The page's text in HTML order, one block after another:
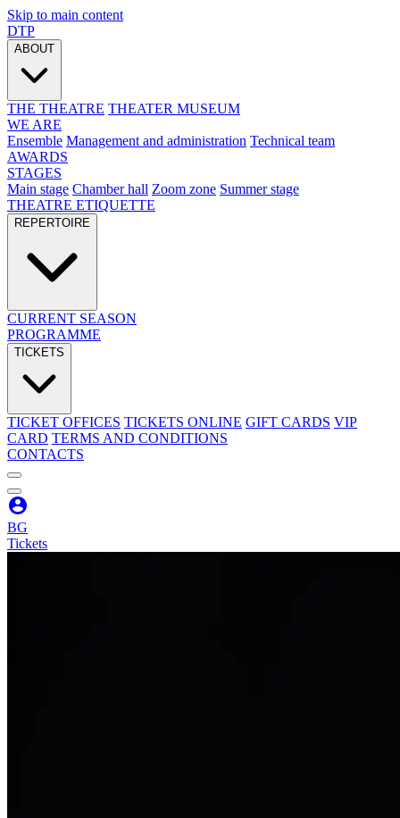
Skip to main content
DTP
ABOUT
THE THEATRE THEATER MUSEUM
WE ARE
Ensemble Management and administration Technical team
AWARDS
STAGES
Main stage Chamber hall Zoom zone Summer stage
THEATRE ETIQUETTE
REPERTOIRE
CURRENT SEASON
PROGRAMME
TICKETS
TICKET OFFICES TICKETS ONLINE GIFT CARDS VIP
CARD TERMS AND CONDITIONS
CONTACTS
BG
Tickets